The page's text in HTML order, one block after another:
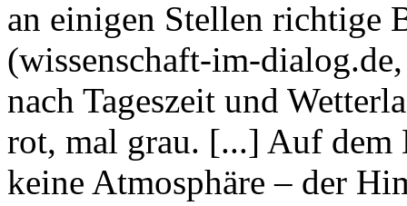
an einigen Stellen richtige
(wissenschaft-im-
nach Tageszeit und
rot, mal grau. [...] Auf dem
keine Atmosphäre – der